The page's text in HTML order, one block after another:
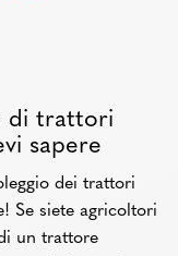
di trattori
sapere
dei trattori
Se siete agricoltori
un trattore